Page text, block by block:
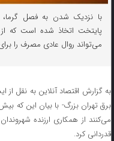
با نزدیک شدن به فصل گرما،
پایتخت اتخاذ شده است که از
می‌تواند روال عادی مصرف را
به گزارش اقتصاد آنلاین به نقل از
می‌کنند از همکاری ارزنده
قدردانی کرد.